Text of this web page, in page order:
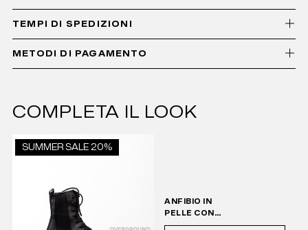
TEMPI DI SPEDIZIONI
METODI DI PAGAMENTO
COMPLETA IL LOOK
ANFIBIO IN
PELLE CON
CERNIERA
SUMMER SALE 20%